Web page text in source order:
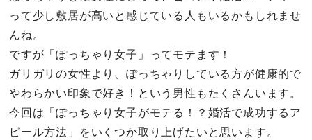
ファッション・美容
グルメ
趣味・旅行
セックスライフ
って少し敷居が高いと感じている人もいるかもしれませ
んね。
ですが「ぽっちゃり女子」ってモテます！
ガリガリの女性より、ぽっちゃりしている方が健康的で
やわらかい印象で好き！という男性もたくさんいます。
今回は「ぽっちゃり女子がモテる！？婚活で成功するア
ピール方法」をいくつか取り上げたいと思います。